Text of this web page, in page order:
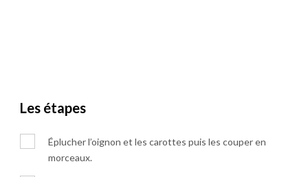
Les étapes
Éplucher l’oignon et les carottes puis les couper en
morceaux.